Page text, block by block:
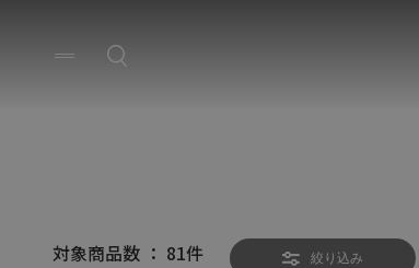
対象商品数 ： 81件 絞り込み